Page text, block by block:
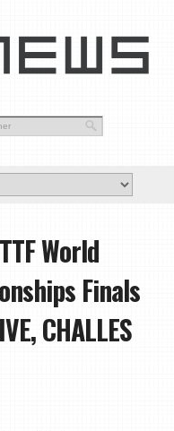
World
Finals
CHALLES